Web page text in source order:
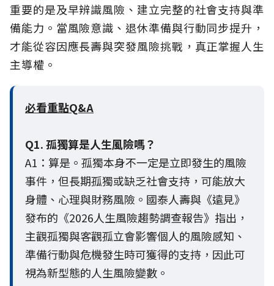
重要的是及早辨識風險、建立完整的社會支持與準
備能力。當風險意識、退休準備與行動同步提升，
才能從容因應長壽與突發風險挑戰，真正掌握人生
主導權。
必看重點Q&A
Q1. 孤獨算是人生風險嗎？
A1：算是。孤獨本身不一定是立即發生的風險
事件，但長期孤獨或缺乏社會支持，可能放大
身體、心理與財務風險。國泰人壽與《遠見》
發布的《2026人生風險趨勢調查報告》指出，
主觀孤獨與客觀孤立會影響個人的風險感知、
準備行動與危機發生時可獲得的支持，因此可
視為新型態的人生風險變數。